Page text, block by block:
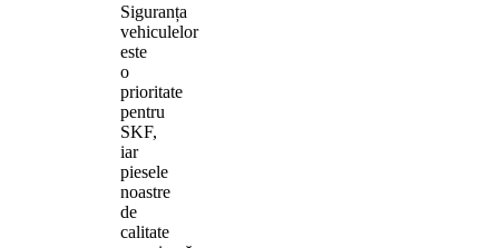
Siguranța
vehiculelor
este
o
prioritate
pentru
SKF,
iar
piesele
noastre
de
calitate